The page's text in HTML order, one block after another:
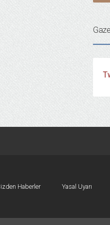
Haberler Yasal Uyarı